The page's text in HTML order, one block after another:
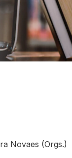
Novaes (Orgs.)